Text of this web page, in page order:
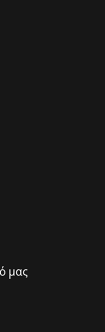
μας